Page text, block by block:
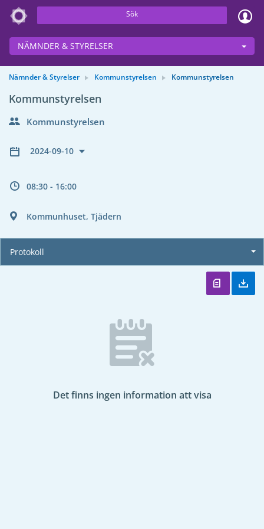
Sök
NÄMNDER & STYRELSER
Nämnder & Styrelser Kommunstyrelsen Kommunstyrelsen
Kommunstyrelsen
Kommunstyrelsen
2024-09-10
08:30 - 16:00
Kommunhuset, Tjädern
Protokoll
Det finns ingen information att visa